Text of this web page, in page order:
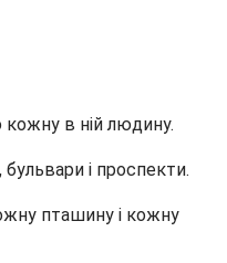
в ній людину.
і проспекти.
пташину і кожну